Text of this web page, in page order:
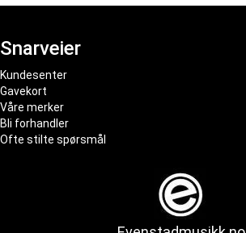
Snarveier
Kundesenter
Gavekort
Våre merker
Bli forhandler
Ofte stilte spørsmål